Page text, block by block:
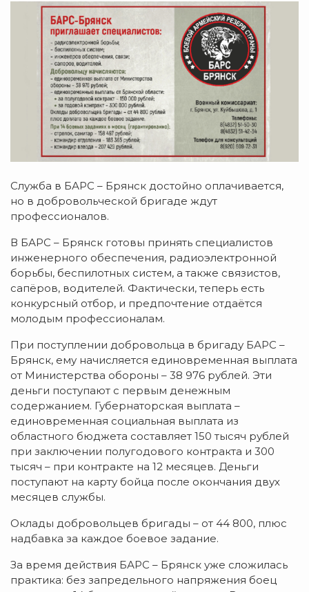
Служба в БАРС – Брянск достойно оплачивается,
но в добровольческой бригаде ждут
профессионалов.
В БАРС – Брянск готовы принять специалистов
инженерного обеспечения, радиоэлектронной
борьбы, беспилотных систем, а также связистов,
сапёров, водителей. Фактически, теперь есть
конкурсный отбор, и предпочтение отдаётся
молодым профессионалам.
При поступлении добровольца в бригаду БАРС –
Брянск, ему начисляется единовременная выплата
от Министерства обороны – 38 976 рублей. Эти
деньги поступают с первым денежным
содержанием. Губернаторская выплата –
единовременная социальная выплата из
областного бюджета составляет 150 тысяч рублей
при заключении полугодового контракта и 300
тысяч – при контракте на 12 месяцев. Деньги
поступают на карту бойца после окончания двух
месяцев службы.
Оклады добровольцев бригады – от 44 800, плюс
надбавка за каждое боевое задание.
За время действия БАРС – Брянск уже сложилась
практика: без запредельного напряжения боец